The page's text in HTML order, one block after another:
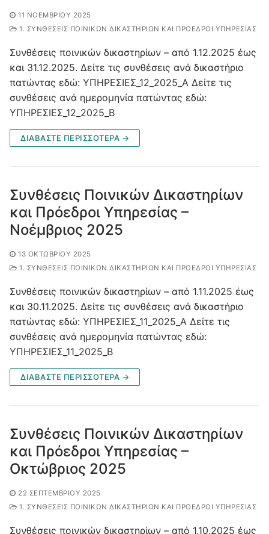
11 ΝΟΕΜΒΡΊΟΥ 2025
1. ΣΥΝΘΈΣΕΙΣ ΠΟΙΝΙΚΏΝ ΔΙΚΑΣΤΗΡΊΩΝ ΚΑΙ ΠΡΌΕΔΡΟΙ ΥΠΗΡΕΣΊΑΣ
Συνθέσεις ποινικών δικαστηρίων – από 1.12.2025 έως
και 31.12.2025. Δείτε τις συνθέσεις ανά δικαστήριο
πατώντας εδώ: ΥΠΗΡΕΣΙΕΣ_12_2025_Α Δείτε τις
συνθέσεις ανά ημερομηνία πατώντας εδώ:
ΥΠΗΡΕΣΙΕΣ_12_2025_B
ΔΙΑΒΑΣΤΕ ΠΕΡΙΣΣΟΤΕΡΑ →
Συνθέσεις Ποινικών Δικαστηρίων
και Πρόεδροι Υπηρεσίας –
Νοέμβριος 2025
13 ΟΚΤΩΒΡΊΟΥ 2025
1. ΣΥΝΘΈΣΕΙΣ ΠΟΙΝΙΚΏΝ ΔΙΚΑΣΤΗΡΊΩΝ ΚΑΙ ΠΡΌΕΔΡΟΙ ΥΠΗΡΕΣΊΑΣ
Συνθέσεις ποινικών δικαστηρίων – από 1.11.2025 έως
και 30.11.2025. Δείτε τις συνθέσεις ανά δικαστήριο
πατώντας εδώ: ΥΠΗΡΕΣΙΕΣ_11_2025_Α Δείτε τις
συνθέσεις ανά ημερομηνία πατώντας εδώ:
ΥΠΗΡΕΣΙΕΣ_11_2025_Β
ΔΙΑΒΑΣΤΕ ΠΕΡΙΣΣΟΤΕΡΑ →
Συνθέσεις Ποινικών Δικαστηρίων
και Πρόεδροι Υπηρεσίας –
Οκτώβριος 2025
22 ΣΕΠΤΕΜΒΡΊΟΥ 2025
1. ΣΥΝΘΈΣΕΙΣ ΠΟΙΝΙΚΏΝ ΔΙΚΑΣΤΗΡΊΩΝ ΚΑΙ ΠΡΌΕΔΡΟΙ ΥΠΗΡΕΣΊΑΣ
Συνθέσεις ποινικών δικαστηρίων – από 1.10.2025 έως